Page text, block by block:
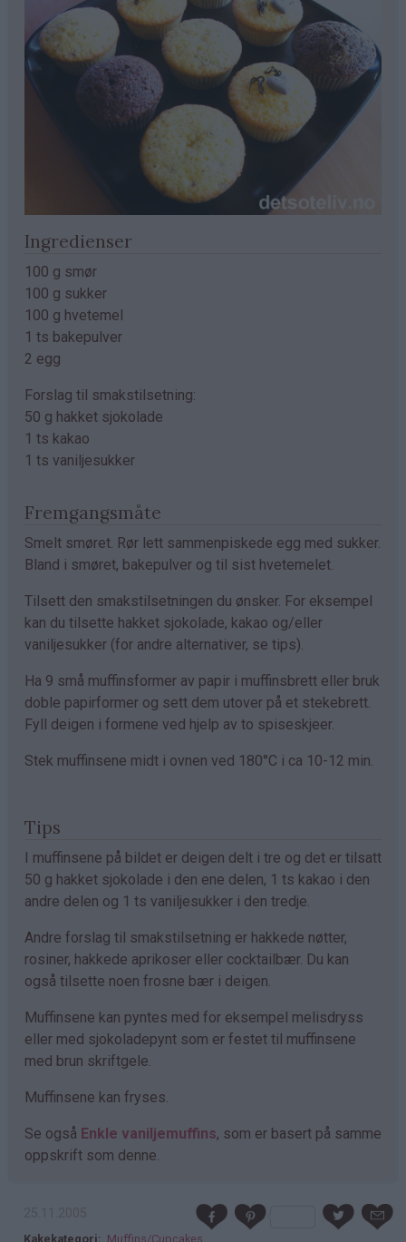
Ingredienser
100 g smør
100 g sukker
100 g hvetemel
1 ts bakepulver
2 egg
Forslag til smakstilsetning:
50 g hakket sjokolade
1 ts kakao
1 ts vaniljesukker
Fremgangsmåte
Smelt smøret. Rør lett sammenpiskede egg med sukker.
Bland i smøret, bakepulver og til sist hvetemelet.
Tilsett den smakstilsetningen du ønsker. For eksempel
kan du tilsette hakket sjokolade, kakao og/eller
vaniljesukker (for andre alternativer, se tips).
Ha 9 små muffinsformer av papir i muffinsbrett eller bruk
doble papirformer og sett dem utover på et stekebrett.
Fyll deigen i formene ved hjelp av to spiseskjeer.
Stek muffinsene midt i ovnen ved 180°C i ca 10-12 min.
Tips
I muffinsene på bildet er deigen delt i tre og det er tilsatt
50 g hakket sjokolade i den ene delen, 1 ts kakao i den
andre delen og 1 ts vaniljesukker i den tredje.
Andre forslag til smakstilsetning er hakkede nøtter,
rosiner, hakkede aprikoser eller cocktailbær. Du kan
også tilsette noen frosne bær i deigen.
Muffinsene kan pyntes med for eksempel melisdryss
eller med sjokoladepynt som er festet til muffinsene
med brun skriftgele.
Muffinsene kan fryses.
Se også Enkle vaniljemuffins, som er basert på samme
oppskrift som denne.
Kakekategori Muffins/Cupcakes